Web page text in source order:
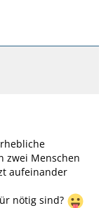
zwei Menschen
aufeinander
nötig sind?